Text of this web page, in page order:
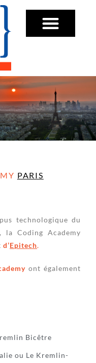
PARIS
technologique du
la Coding Academy
d’Epitech.
ont également
Bicêtre
ou Le Kremlin-